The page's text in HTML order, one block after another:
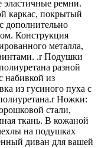
эластичные ремни.
каркас, покрытый
дополнительно
Конструкция
металла,
.r Подушки
разной
набивкой из
из гусиного пуха с
Ножки:
стали,
ткань. В кожаной
на подушках
диван для вашей